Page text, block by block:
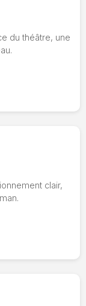
du théâtre, une
clair,